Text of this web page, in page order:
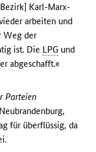
Karl-Marx-
arbeiten und
Weg der
ist. Die LPG und
abgeschafft.«
Parteien
für überflüssig, da